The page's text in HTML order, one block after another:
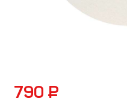
790 ₽